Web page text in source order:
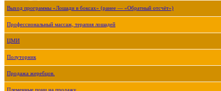
Выход программы «Лошади в боксах» (ранее — «Обратный отсчёт»)
Профессиональный массаж, терапия лошадей
ЦМИ
Полуторник
Продажа жеребцов.
Племенные пони на продажу.